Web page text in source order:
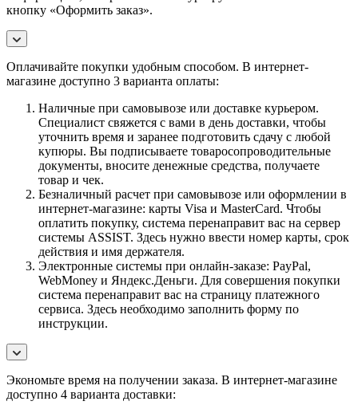
кнопку «Оформить заказ».
Оплачивайте покупки удобным способом. В интернет-
магазине доступно 3 варианта оплаты:
Наличные при самовывозе или доставке курьером.
Специалист свяжется с вами в день доставки, чтобы
уточнить время и заранее подготовить сдачу с любой
купюры. Вы подписываете товаросопроводительные
документы, вносите денежные средства, получаете
товар и чек.
Безналичный расчет при самовывозе или оформлении в
интернет-магазине: карты Visa и MasterCard. Чтобы
оплатить покупку, система перенаправит вас на сервер
системы ASSIST. Здесь нужно ввести номер карты, срок
действия и имя держателя.
Электронные системы при онлайн-заказе: PayPal,
WebMoney и Яндекс.Деньги. Для совершения покупки
система перенаправит вас на страницу платежного
сервиса. Здесь необходимо заполнить форму по
инструкции.
Экономьте время на получении заказа. В интернет-магазине
доступно 4 варианта доставки: